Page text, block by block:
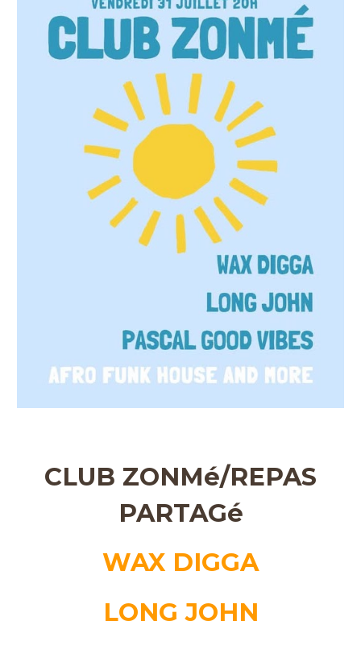
CLUB ZONMé/REPAS
PARTAGé
WAX DIGGA
LONG JOHN